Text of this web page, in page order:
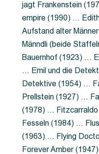
jagt Frankenstein
empire (1990) …
Aufstand alter
Männdli (beide
Bauernhof (1923) …
… Emil und die
Detektive (1954) …
Prellstein (1927) …
(1978) …
Fesseln (1984) …
(1963) … Flying
Forever Amber